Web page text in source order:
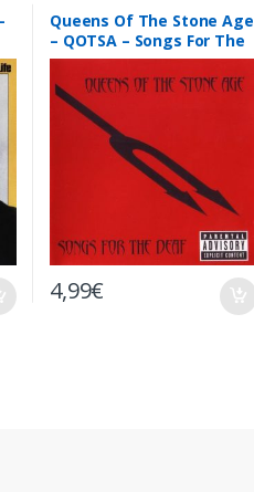
Queens Of The Stone Age
– QOTSA – Songs For The
Deaf – CD
4,99€